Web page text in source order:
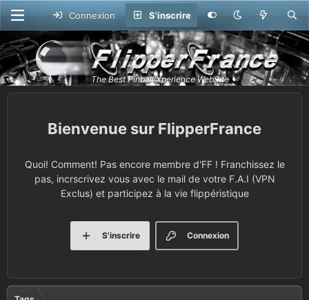
Connexion S'inscrire
FlipperFrance
Quoi! Comment! Pas encore membre d'FF ! Franchissez le
pas, incrscrivez vous avec le mail de votre F.A.I (VPN
Exclus) et participez à la vie flippéristique
Connexion
S'inscrire